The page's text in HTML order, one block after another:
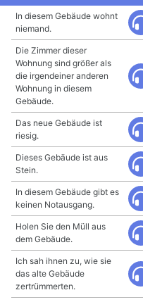
In diesem Gebäude wohnt
niemand.
Die Zimmer dieser
Wohnung sind größer als
die irgendeiner anderen
Wohnung in diesem
Gebäude.
Das neue Gebäude ist
riesig.
Dieses Gebäude ist aus
Stein.
In diesem Gebäude gibt es
keinen Notausgang.
Holen Sie den Müll aus
dem Gebäude.
Ich sah ihnen zu, wie sie
das alte Gebäude
zertrümmerten.